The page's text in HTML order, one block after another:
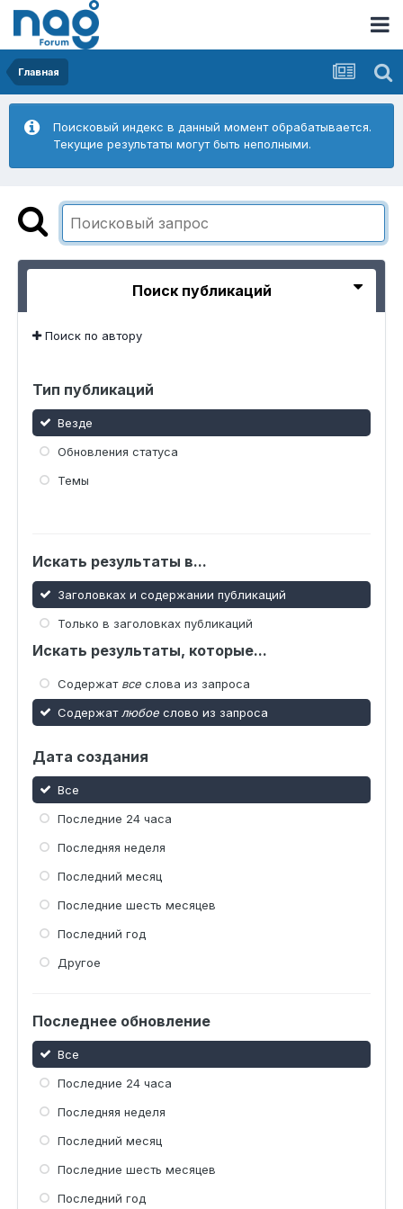
Главная
Поисковый индекс в данный момент обрабатывается.
Текущие результаты могут быть неполными.
Поиск публикаций
Поиск по автору
Тип публикаций
Везде
Обновления статуса
Темы
Искать результаты в...
Заголовках и содержании публикаций
Только в заголовках публикаций
Искать результаты, которые...
Содержат все слова из запроса
Содержат любое слово из запроса
Дата создания
Все
Последние 24 часа
Последняя неделя
Последний месяц
Последние шесть месяцев
Последний год
Другое
Последнее обновление
Все
Последние 24 часа
Последняя неделя
Последний месяц
Последние шесть месяцев
Последний год